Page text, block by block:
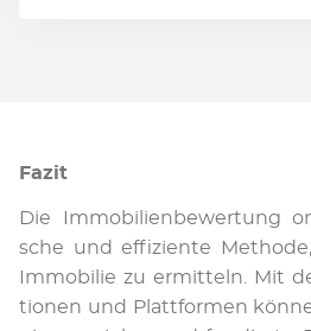
Fazit
Die Im­mo­bi­li­en­be­wer­tung
sche und ef­fi­zi­en­te
Im­mo­bi­lie zu er­mit­teln. Mit
tio­nen und Platt­for­men